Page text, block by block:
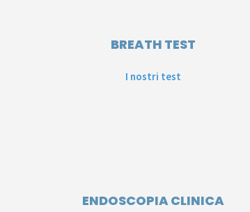
BREATH TEST
I nostri test
ENDOSCOPIA CLINICA